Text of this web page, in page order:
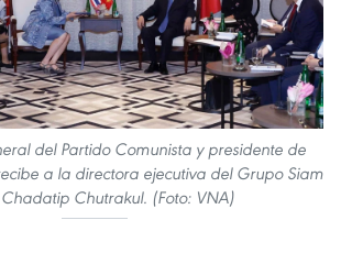
del Partido Comunista y presidente de
a la directora ejecutiva del Grupo Siam
Chutrakul. (Foto: VNA)